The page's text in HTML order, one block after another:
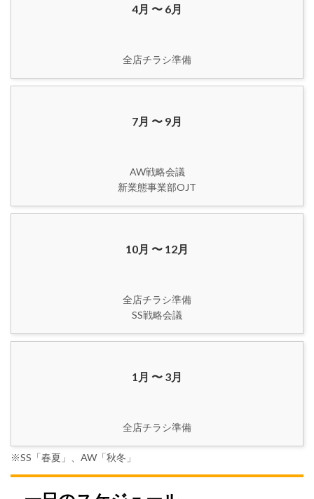
4月 〜 6月
7月 〜 9月
AW戦略会議
10月 〜 12月
全店チラシ準備
1月 〜 3月
※SS「春夏」、AW「秋冬」